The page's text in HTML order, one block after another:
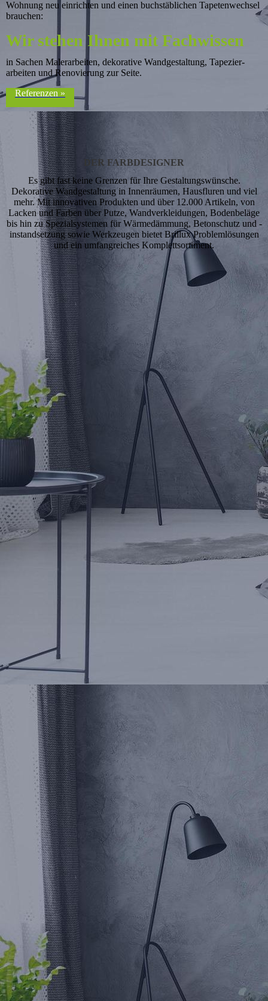
Wohnung neu einrichten und einen buchstäblichen Tapeten­wech­sel
brauchen:
Wir stehen Ihnen mit Fach­wissen
in Sachen Maler­­arbeiten, dekorative Wand­gestaltung, Tapezier­
arbeiten und Reno­vierung zur Seite.
Referenzen »
DER FARBDESIGNER
Es gibt fast keine Grenzen für Ihre Gestaltungs­­­wünsche.
Dekorative Wand­gestaltung in Innen­­räumen, Haus­fluren und viel
mehr. Mit innovativen Produkten und über 12.000­ Artikeln, von
Lacken und Farben über Putze, Wand­ver­klei­dung­en, Boden­beläge
bis hin zu Spezialsystemen für Wärme­dämmung, Beton­schutz und -
instand­setzung sowie Werkzeugen bietet Brillux Problemlösungen
und ein umfang­reiches Komplett­sortiment.
button-BX_Designb-Stein-SL307-07